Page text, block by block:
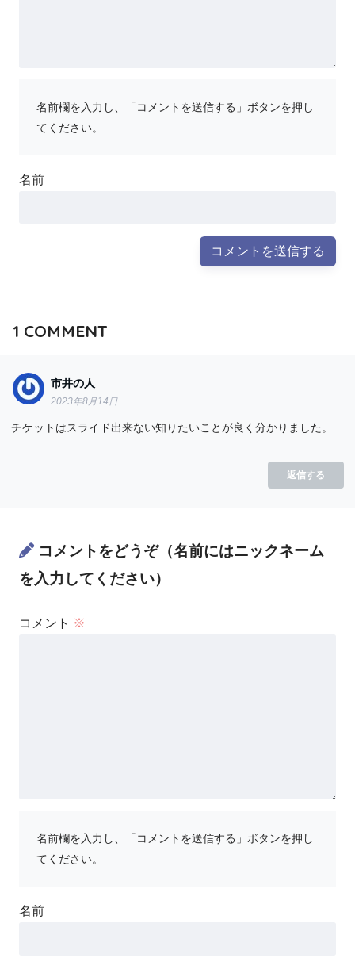
名前欄を入力し、「コメントを送信する」ボタンを押し
てください。
名前
1 COMMENT
市井の人
2023年8月14日
チケットはスライド出来ない知りたいことが良く分かりました。
返信する
コメントをどうぞ（名前にはニックネーム
を入力してください）
コメント ※
名前欄を入力し、「コメントを送信する」ボタンを押し
てください。
名前